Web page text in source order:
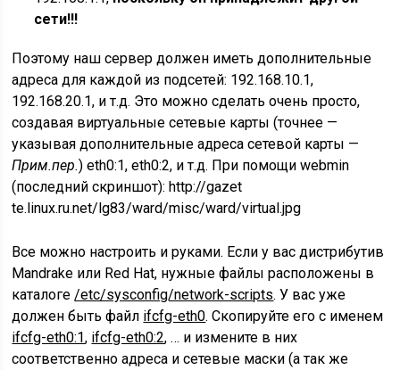
сети!!!
Поэтому наш сервер должен иметь дополнительные
адреса для каждой из подсетей: 192.168.10.1,
192.168.20.1, и т.д. Это можно сделать очень просто,
создавая виртуальные сетевые карты (точнее —
указывая дополнительные адреса сетевой карты —
Прим.пер.) eth0:1, eth0:2, и т.д. При помощи webmin
(последний скриншот): http://gazet
te.linux.ru.net/lg83/ward/misc/ward/virtual.jpg
Все можно настроить и руками. Если у вас дистрибутив
Mandrake или Red Hat, нужные файлы расположены в
каталоге/etc/sysconfig/network-scripts. У вас уже
должен быть файл ifcfg-eth0. Скопируйте его с именем
ifcfg-eth0:1, ifcfg-eth0:2, … и измените в них
соответственно адреса и сетевые маски (а так же